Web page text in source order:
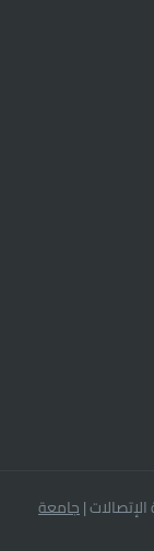
|جامعة